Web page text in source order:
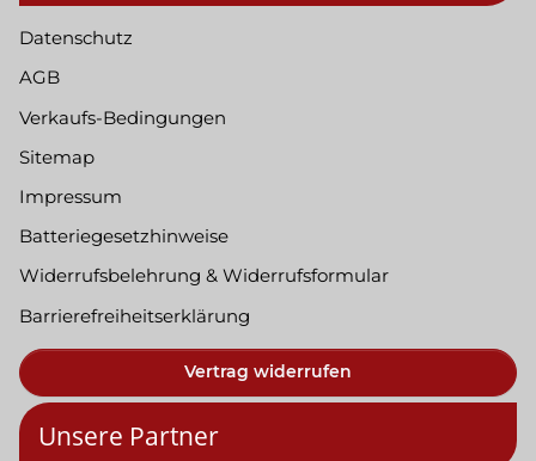
Datenschutz
AGB
Verkaufs-Bedingungen
Sitemap
Impressum
Batteriegesetzhinweise
Widerrufsbelehrung & Widerrufsformular
Barrierefreiheitserklärung
Vertrag widerrufen
Unsere Partner